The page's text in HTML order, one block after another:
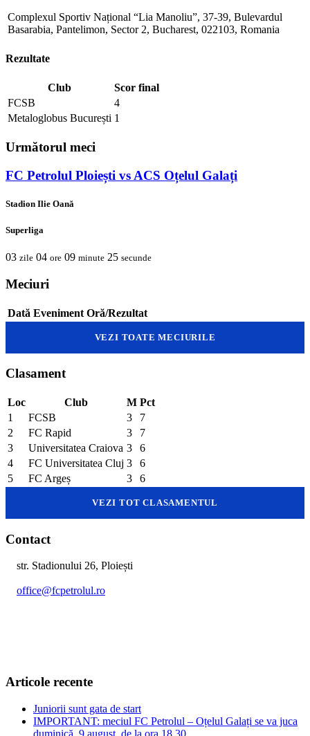
Complexul Sportiv Național “Lia Manoliu”, 37-39, Bulevardul
Basarabia, Pantelimon, Sector 2, Bucharest, 022103, Romania
Rezultate
Club
Scor final
FCSB
4
Metaloglobus București 1
Următorul meci
FC Petrolul Ploiești vs ACS Oțelul Galați
Stadion Ilie Oană
Superliga
03 zile 04 ore 09 minute 25 secunde
Meciuri
Dată Eveniment Oră/Rezultat
VEZI TOATE MECIURILE
Clasament
Loc Club M Pct
1
FCSB 3
7
2
FC Rapid 3
7
3
Universitatea Craiova 3
6
4
FC Universitatea Cluj 3
6
5
FC Argeș 3 6
VEZI TOT CLASAMENTUL
Contact
str. Stadionului 26, Ploiești
office@fcpetrolul.ro
Articole recente
Juniorii sunt gata de start
IMPORTANT: meciul FC Petrolul – Oțelul Galați se va juca
duminică, 9 august, de la ora 18.30